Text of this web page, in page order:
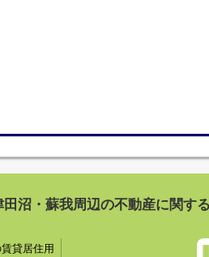
沼・蘇我周辺の不動産に関す
貸居住用